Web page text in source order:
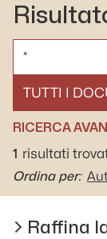
SELEZIONA UN
RICERCA
1 risultati
Ordina per:
Raffina